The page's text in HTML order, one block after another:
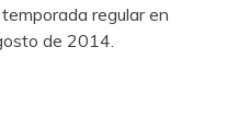
regular en
de 2014.